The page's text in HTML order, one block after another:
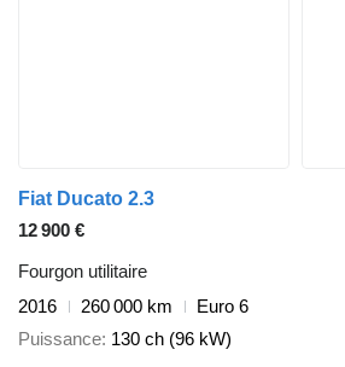
Fiat Ducato 2.3
12 900 €
Fourgon utilitaire
2016
260 000 km
Euro 6
Puissance 130 ch (96 kW)